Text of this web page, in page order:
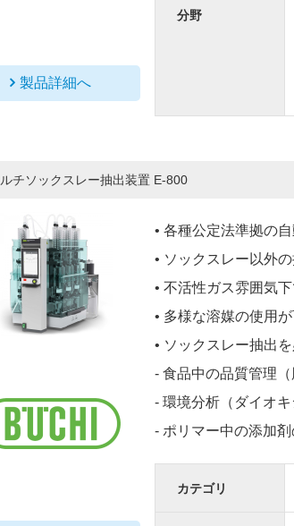
製品詳細へ
分野
チソックスレー抽出装置 E-800
• 各種公定法準拠の
• ソックスレー以外
• 不活性ガス雰囲気
• 多様な溶媒の使用
• ソックスレー抽出
- 食品中の品質管理（
- 環境分析（ダイオキ
‐ ポリマー中の添加
カテゴリ